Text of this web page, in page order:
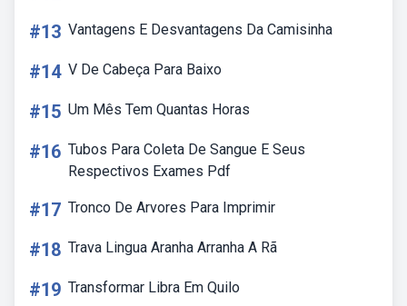
#13 Vantagens E Desvantagens Da Camisinha
#14 V De Cabeça Para Baixo
#15 Um Mês Tem Quantas Horas
#16 Tubos Para Coleta De Sangue E Seus
Respectivos Exames Pdf
#17 Tronco De Arvores Para Imprimir
#18 Trava Lingua Aranha Arranha A Rã
#19 Transformar Libra Em Quilo